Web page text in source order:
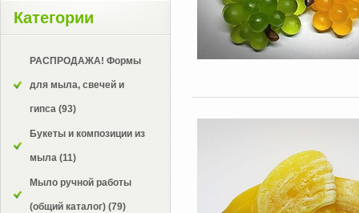
Категории
РАСПРОДАЖА! Формы
для мыла, свечей и
гипса (93)
Букеты и композиции из
мыла (11)
Мыло ручной работы
(общий каталог) (79)